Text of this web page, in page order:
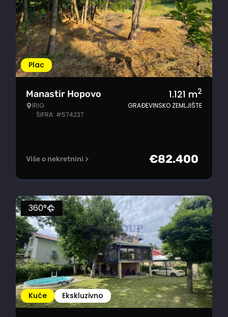
Plac
Manastir Hopovo
IRIG
ŠIFRA: #574237
1.121 m2
GRAĐEVINSKO ZEMLJIŠTE
Više o nekretnini > €82.400
Kuće Ekskluzivno
360°